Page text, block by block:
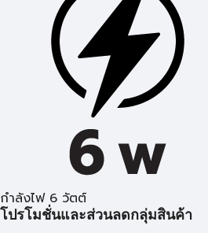
กำลังไฟ 6 วัตต์
โปรโมชั่นและส่วนลดกลุ่มสินค้า